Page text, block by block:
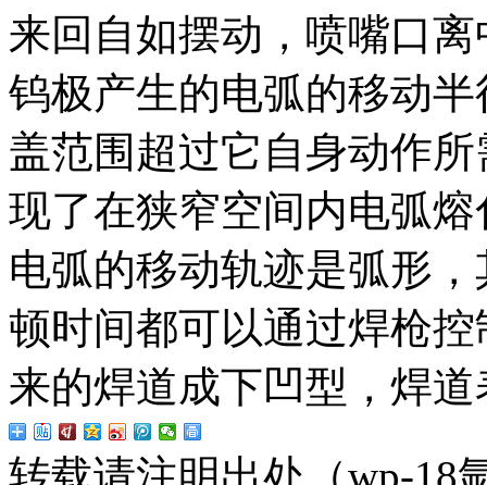
来回自如摆动，喷嘴口
钨极产生的电弧的移动
盖范围超过它自身动作
现了在狭窄空间内电弧
电弧的移动轨迹是弧形
顿时间都可以通过焊枪
来的焊道成下凹型，焊
转载请注明出处（wp-18